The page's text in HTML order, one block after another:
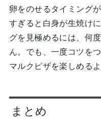
卵をのせるタイミング
すぎると白身が生焼け
グを見極めるには、何
ん。でも、一度コツを
マルクピザを楽しめる
まとめ